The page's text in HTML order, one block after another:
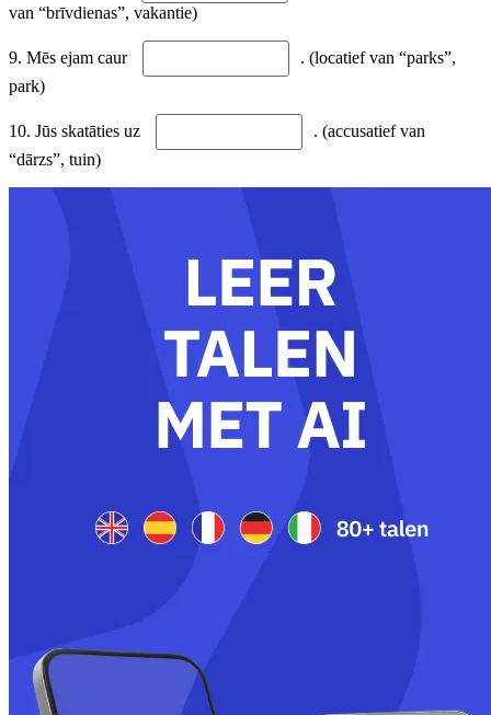
van “brīvdienas”, vakantie)
9. Mēs ejam caur
. (locatief van “parks”,
park)
10. Jūs skatāties uz
. (accusatief van
“dārzs”, tuin)